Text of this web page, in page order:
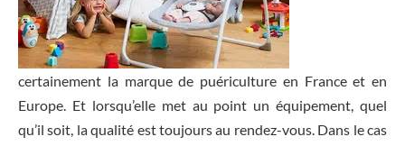
certainement la marque de puériculture en France et en
Europe. Et lorsqu’elle met au point un équipement, quel
qu’il soit, la qualité est toujours au rendez-vous. Dans le cas